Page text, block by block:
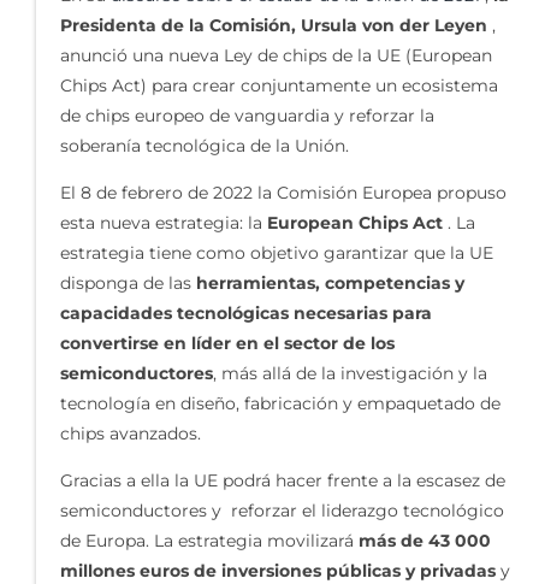
Presidenta de la Comisión, Ursula von der Leyen ,
anunció una nueva Ley de chips de la UE (European
Chips Act) para crear conjuntamente un ecosistema
de chips europeo de vanguardia y reforzar la
soberanía tecnológica de la Unión.
El 8 de febrero de 2022 la Comisión Europea propuso
esta nueva estrategia: la European Chips Act . La
estrategia tiene como objetivo garantizar que la UE
disponga de las herramientas, competencias y
capacidades tecnológicas necesarias para
convertirse en líder en el sector de los
semiconductores, más allá de la investigación y la
tecnología en diseño, fabricación y empaquetado de
chips avanzados.
Gracias a ella la UE podrá hacer frente a la escasez de
semiconductores y reforzar el liderazgo tecnológico
de Europa. La estrategia movilizará más de 43 000
millones euros de inversiones públicas y privadas y